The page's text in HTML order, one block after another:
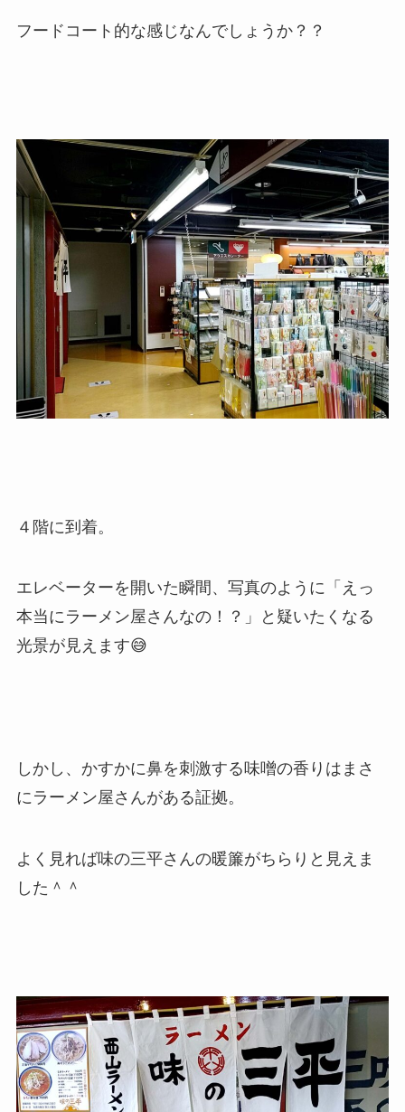
フードコート的な感じなんでしょうか？？
４階に到着。
エレベーターを開いた瞬間、写真のように「えっ
本当にラーメン屋さんなの！？」と疑いたくなる
光景が見えます😅
しかし、かすかに鼻を刺激する味噌の香りはまさ
にラーメン屋さんがある証拠。
よく見れば味の三平さんの暖簾がちらりと見えま
した＾＾